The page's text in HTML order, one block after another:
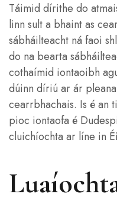
Táimid dírithe do
linn sult a bhaint as
sábháilteacht ná faoi
do na bearta
cothaímid iontaoibh
dúinn díriú ar ár
cearrbhachais. Is é an
pioc iontaofa é
cluichíochta ar líne in